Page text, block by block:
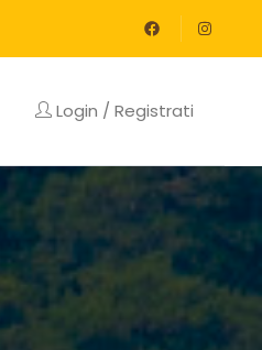
Login / Registrati